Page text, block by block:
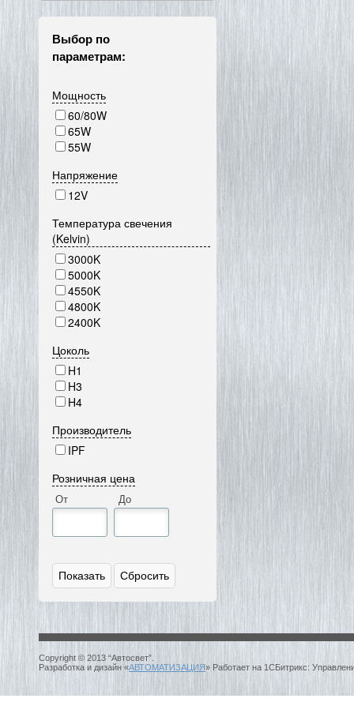
Выбор по
параметрам:
Мощность
60/80W
65W
55W
Напряжение
12V
Температура свечения
(Kelvin)
3000K
5000K
4550K
4800K
2400K
Цоколь
H1
H3
H4
Производитель
IPF
Розничная цена
От До
Copyright © 2013 “Автосвет”.
Разработка и дизайн «АВТОМАТИЗАЦИЯ» Работает на 1СБитрикс: